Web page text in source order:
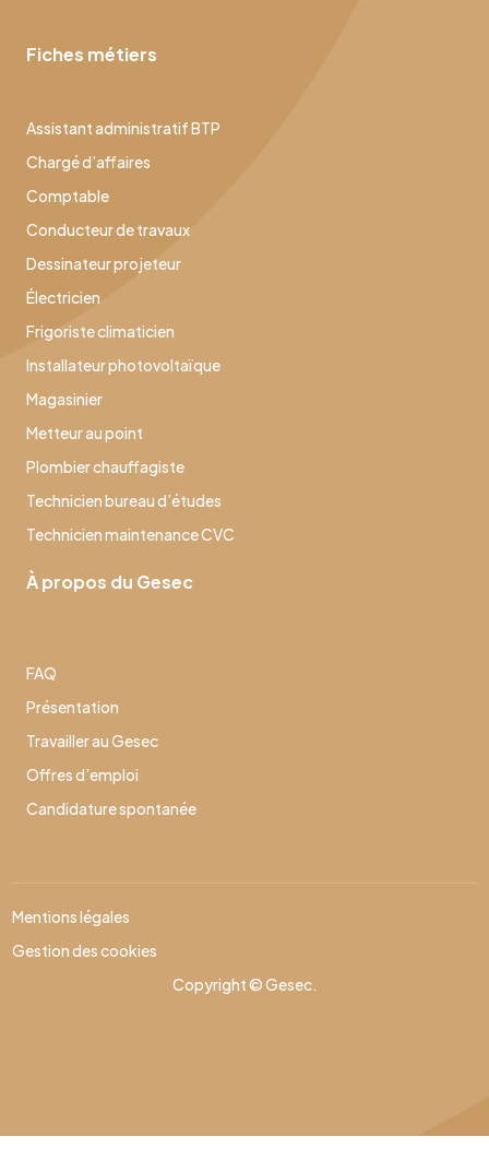
Fiches métiers
Assistant administratif BTP
Chargé d’affaires
Comptable
Conducteur de travaux
Dessinateur projeteur
Électricien
Frigoriste climaticien
Installateur photovoltaïque
Magasinier
Metteur au point
Plombier chauffagiste
Technicien bureau d’études
Technicien maintenance CVC
À propos du Gesec
FAQ
Présentation
Travailler au Gesec
Offres d’emploi
Candidature spontanée
Copyright © Gesec.
Mentions légales
Gestion des cookies